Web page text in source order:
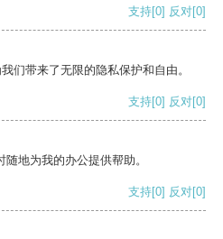
支持[0] 反对[0]
们带来了无限的隐私保护和自由。
支持[0] 反对[0]
地为我的办公提供帮助。
支持[0] 反对[0]